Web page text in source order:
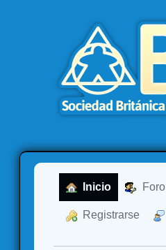
Inicio Foro
Registrarse